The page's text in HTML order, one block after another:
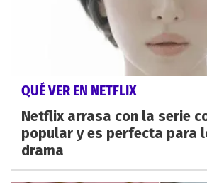
QUÉ VER EN NETFLIX
Netflix arrasa con la serie
popular y es perfecta para
drama